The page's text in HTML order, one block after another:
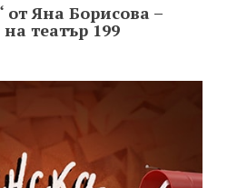
от Яна Борисова –
театър 199